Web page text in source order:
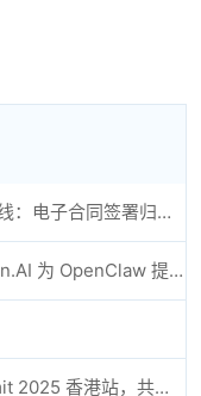
eSign.AI与Lark多维表格集成正式上线：电子合同签署归档全程自动化
'esign-automation' 技能发布：eSign.AI 为 OpenClaw 提供自动化电子签名能力
eSign.AI 出席 Alibaba Cloud Summit 2025 香港站，共同探讨 AI 驱动的云创新与数字信任未来